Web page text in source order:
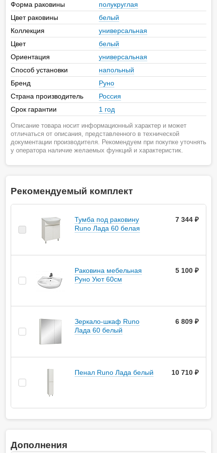
Форма раковины
полукруглая
Цвет раковины
белый
Коллекция
универсальная
Цвет
белый
Ориентация
универсальная
Способ установки
напольный
Бренд
Руно
Страна производитель
Россия
Срок гарантии
1 год
Описание товара носит информационный характер и может
отличаться от описания, представленного в технической
документации производителя. Рекомендуем при покупке уточнять
у оператора наличие желаемых функций и характеристик.
Рекомендуемый комплект
Тумба под раковину
Runo Лада 60 белая
7 344 ₽
Раковина мебельная
Руно Уют 60см
5 100 ₽
Зеркало-шкаф Runo
Лада 60 белый
6 809 ₽
Пенал Runo Лада белый 10 710 ₽
Дополнения